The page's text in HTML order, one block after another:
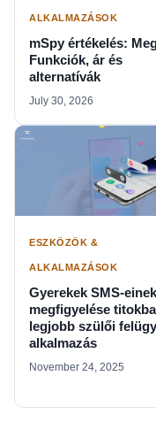
ALKALMAZÁSOK
mSpy értékelés:
Funkciók, ár és
alternatívák
July 30, 2026
ESZKÖZÖK &
ALKALMAZÁSOK
Gyerekek SMS-einek
megfigyelése
legjobb szülői
alkalmazás
November 24, 2025